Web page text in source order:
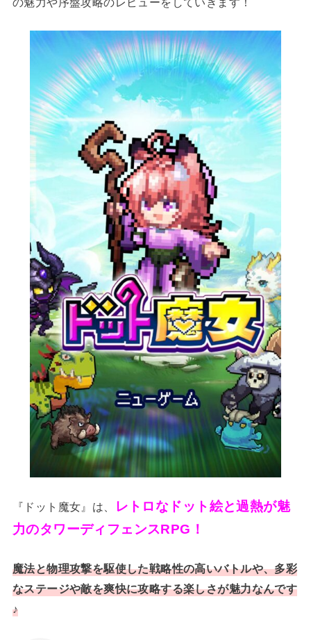
『ドット魔女』は、
レトロなドット絵と過熱が魅
力のタワーディフェンスRPG！
魔法と物理攻撃を駆使した戦略性の高いバトルや、多彩
なステージや敵を爽快に攻略する楽しさが魅力なんです
♪